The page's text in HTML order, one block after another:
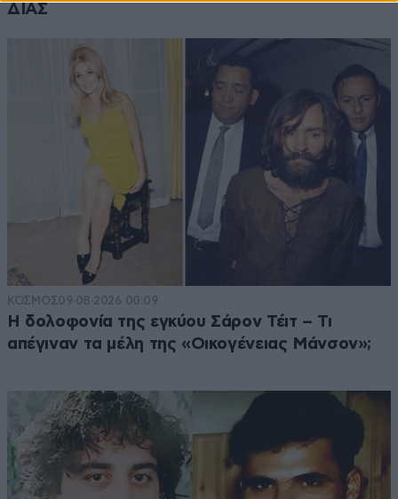
ΔΙΑΣ
ΚΟΣΜΟΣ09·08·2026 00:09
Η δολοφονία της εγκύου Σάρον Τέιτ – Τι
απέγιναν τα μέλη της «Οικογένειας Μάνσον»;